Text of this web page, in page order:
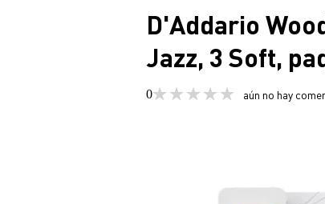
D'Addario
Jazz, 3 Soft,
0 aún no hay